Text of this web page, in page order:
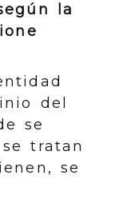
la
del
se
tratan
se